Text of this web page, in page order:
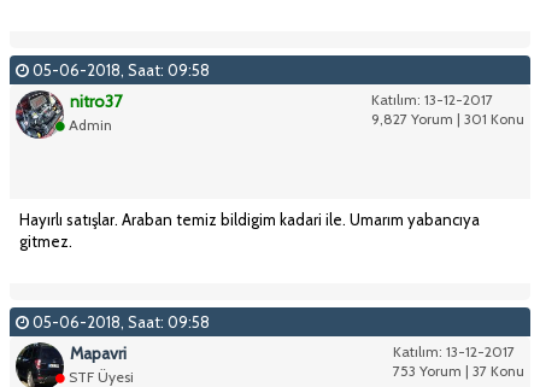
05-06-2018, Saat: 09:58
Katılım: 13-12-2017
9,827 Yorum | 301 Konu
nitro37
Admin
Hayırlı satışlar. Araban temiz bildigim kadari ile. Umarım yabancıya
gitmez.
05-06-2018, Saat: 09:58
Katılım: 13-12-2017
753 Yorum | 37 Konu
Mapavri
STF Üyesi